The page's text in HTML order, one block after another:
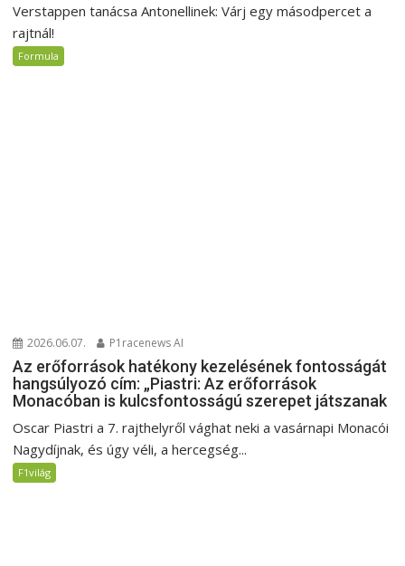
Verstappen tanácsa Antonellinek: Várj egy másodpercet a
rajtnál!
Formula
2026.06.07. P1racenews AI
Az erőforrások hatékony kezelésének fontosságát
hangsúlyozó cím: „Piastri: Az erőforrások
Monacóban is kulcsfontosságú szerepet játszanak
Oscar Piastri a 7. rajthelyről vághat neki a vasárnapi Monacói
Nagydíjnak, és úgy véli, a hercegség...
F1világ